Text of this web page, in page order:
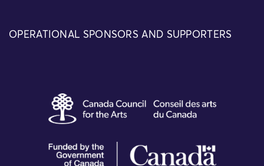
OPERATIONAL SPONSORS AND SUPPORTERS